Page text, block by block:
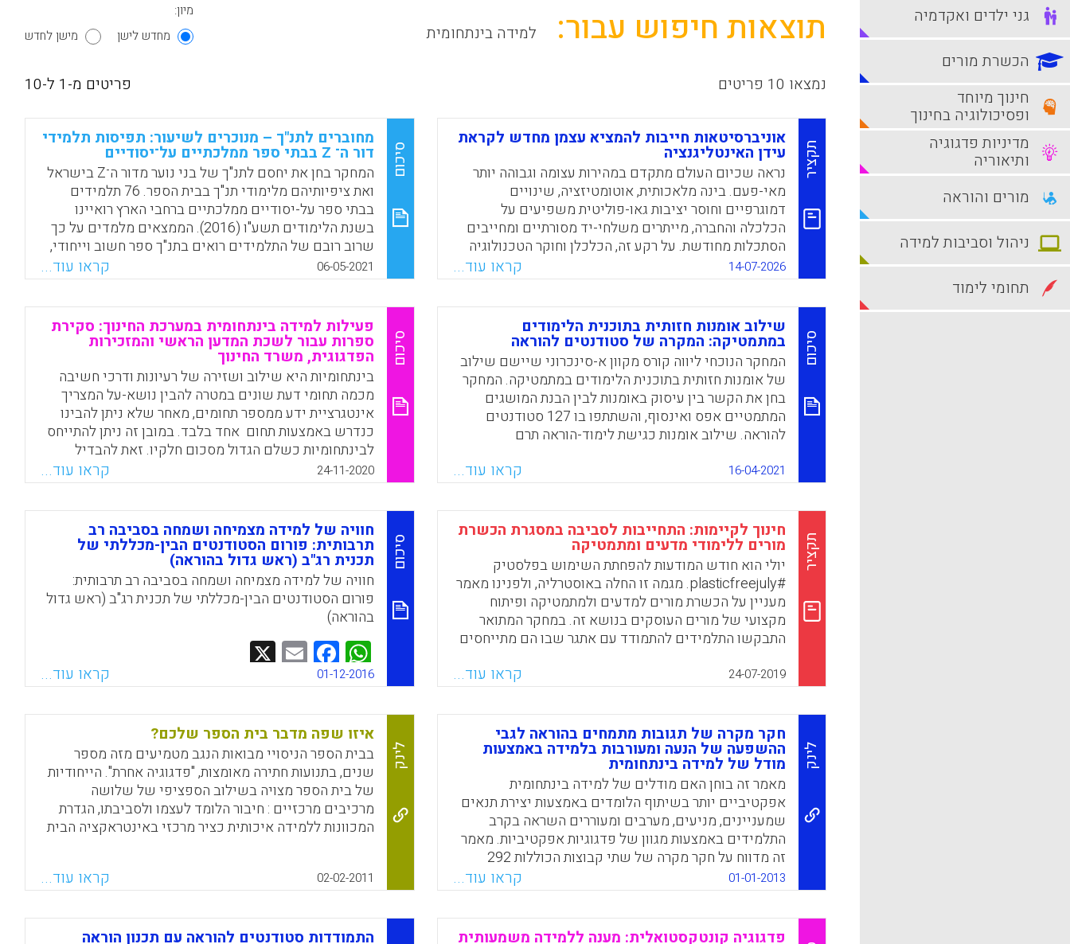
תוצאות חיפוש עבור: למידה בינתחומית
מיון:
מחדש לישן
מישן לחדש
נמצאו 10 פריטים פריטים מ-1 ל-10
תקציר
אוניברסיטאות חייבות להמציא עצמן מחדש לקראת
עידן האינטליגנציה
נראה שכיום העולם מתקדם במהירות עצומה וגבוהה יותר
מאי-פעם. בינה מלאכותית, אוטומטיזציה, שינויים
דמוגרפיים וחוסר יציבות גאו-פוליטית משפיעים על
הכלכלה והחברה, מייתרים משלחי-יד מסורתיים ומחייבים
הסתכלות מחודשת. על רקע זה, הכלכלן וחוקר הטכנולוגיה
והחינוך, קלאוס שוואב, מסביר מדוע קורסים מקוונים, מרכזי
בינה מלאכותית בקמפוס ושדרוג תוכניות לימודים קיימות
אינם מספיקים. הוא קורא לשינוי מערכתי, הבנוי מארבעה
שלבים, ומוצג במאמר.
WhatsApp
Facebook
Email
X
14-07-2026 קראו עוד...
סיכום
מחוברים לתנ"ך – מנוכרים לשיעור: תפיסות תלמידי
דור ה־ Z בבתי ספר ממלכתיים על־יסודיים
המחקר בחן את יחסם לתנ"ך של בני נוער מדור ה־Z בישראל
ואת ציפיותיהם מלימודי תנ"ך בבית הספר. 76 תלמידים
בבתי ספר על-יסודיים ממלכתיים ברחבי הארץ רואיינו
בשנת הלימודים תשע"ו (2016). הממצאים מלמדים על כך
שרוב רובם של התלמידים רואים בתנ"ך ספר חשוב וייחודי,
בעל מסרים ערכיים ותרבותיים רלוונטיים. עם זאת, רבים
מהם מפנים ביקורת חריפה כלפי שיעורי התנ"ך בבית הספר.
הם מבקשים לשנות את מהותם של שיעורי התנ"ך, כך
שיכללו סוגיות חברתיות, סביבתיות, מעוררות חשיבה
ורלוונטיות לחייהם. התלמידים מעוניינים בהוראה
פלורליסטית ובדרכי למידה פעילות וחווייתיות המעודדות
חשיבה מסדר גבוה.
WhatsApp
Facebook
Email
X
06-05-2021 קראו עוד...
סיכום
שילוב אומנות חזותית בתוכנית הלימודים
במתמטיקה: המקרה של סטודנטים להוראה
המחקר הנוכחי ליווה קורס מקוון א-סינכרוני שיישם שילוב
של אומנות חזותית בתוכנית הלימודים במתמטיקה. המחקר
בחן את הקשר בין עיסוק באומנות לבין הבנת המושגים
המתמטיים אפס ואינסוף, והשתתפו בו 127 סטודנטים
להוראה. שילוב אומנות כגישת לימוד-הוראה תרם
הגביר סקרנותם ונמצא קשור להישגים גבוהים במשימות
מתמטיות. כמו כן, נמצא שלמעורבות פעילה ביצירת עבודת
אומנות מקורית הייתה תרומה רבה יותר להישגים על פני
בחירה וניתוח של יצירת אומנות קיימת.
WhatsApp
Facebook
Email
X
16-04-2021 קראו עוד...
סיכום
פעילות למידה בינתחומית במערכת החינוך: סקירת
ספרות עבור לשכת המדען הראשי והמזכירות
הפדגוגית, משרד החינוך
בינתחומיות היא שילוב ושזירה של רעיונות ודרכי חשיבה
מכמה תחומי דעת שונים במטרה להבין נושא-על המצריך
אינטגרציית ידע ממספר תחומים, מאחר שלא ניתן להבינו
כנדרש באמצעות תחום אחד בלבד. במובן זה ניתן להתייחס
לבינתחומיות כשלם הגדול מסכום חלקיו. זאת להבדיל
מרב-תחומיות שפירושה שילוב בין כמה תחומי ידע, אך ללא
אינטגרציה ביניהם – באופן שכל תחום שומר על זהותו
הנפרדת.
WhatsApp
Facebook
Email
X
24-11-2020 קראו עוד...
תקציר
חינוך לקיימות: התחייבות לסביבה במסגרת הכשרת
מורים ללימודי מדעים ומתמטיקה
יולי הוא חודש המודעות להפחתת השימוש בפלסטיק
#plasticfreejuly. מגמה זו החלה באוסטרליה, ולפנינו מאמר
מעניין על הכשרת מורים למדעים ולמתמטיקה ופיתוח
מקצועי של מורים העוסקים בנושא זה. במחקר המתואר
התבקשו התלמידים להתמודד עם אתגר שבו הם מתייחסים
חשיבות הנושא. במקביל התבקשו המורים בשנתם
הראשונה לבחון את השפעת האתגר על הוראתם ועל
תלמידיהם.
WhatsApp
Facebook
Email
X
24-07-2019 קראו עוד...
סיכום
חוויה של למידה מצמיחה ושמחה בסביבה רב
תרבותית: פורום הסטודנטים הבין-מכללתי של
תכנית רג"ב (ראש גדול בהוראה)
חוויה של למידה מצמיחה ושמחה בסביבה רב תרבותית:
פורום הסטודנטים הבין-מכללתי של תכנית רג"ב (ראש גדול
בהוראה)
WhatsApp
Facebook
Email
01-12-2016 קראו עוד...
לינק
חקר מקרה של תגובות מתמחים בהוראה לגבי
ההשפעה של הנעה ומעורבות בלמידה באמצעות
מודל של למידה בינתחומית
מאמר זה בוחן האם מודלים של למידה בינתחומית
אפקטיביים יותר בשיתוף הלומדים באמצעות יצירת תנאים
שמעניינים, מניעים, מערבים ומעוררים השראה בקרב
התלמידים באמצעות מגוון של פדגוגיות אפקטיביות. מאמר
זה מדווח על חקר מקרה של שתי קבוצות הכוללות 292
מתמחים בהוראה לבית הספר היסודי במהלך שנתיים
שהשתתפו במודל של למידה בינתחומית (Birchinall, Liz,
2013).
01-01-2013 קראו עוד...
לינק
איזו שפה מדבר בית הספר שלכם?
בבית הספר הניסויי מבואות הנגב מטמיעים מזה מספר
שנים, בתנועות חתירה מאומצות, "פדגוגיה אחרת". הייחודיות
של בית הספר מצויה בשילוב הספציפי של שלושה
מרכיבים מרכזיים : חיבור הלומד לעצמו ולסביבתו, הגדרת
המכוונות ללמידה איכותית כציר מרכזי באינטראקציה הבית
בבית הספר מבואות הנגב שומעים "אותנטית". בית ספר
והקצאת שעות מקצועות השונים, הנהוגות ברב בתי הספר
כיום, במטרה ליישם פדגוגיה הנותנת חווית למידה טובה
02-02-2011 קראו עוד...
פדגוגיה קונטקסטואלית: מענה ללמידה משמעותית התמודדות סטודנטים להוראה עם תכנון הוראה
גני ילדים ואקדמיה
הכשרת מורים
חינוך מיוחד
ופסיכולוגיה בחינוך
מדיניות פדגוגיה
ותיאוריה
מורים והוראה
ניהול וסביבות למידה
תחומי לימוד